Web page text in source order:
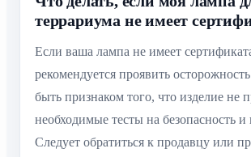
террариума не имеет
Если ваша лампа не имеет
рекомендуется проявить
быть признаком того, что изделие не
необходимые тесты на безопасность и
Следует обратиться к продавцу или